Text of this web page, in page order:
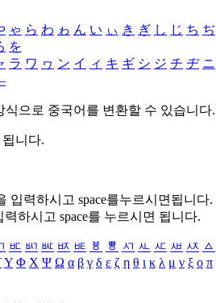
ゃ ら わ ゎ ん い ぃ き ぎ し じ ち ぢ
を
ラ ワ ヮ ン イ ィ キ ギ シ ジ チ ヂ ニ
식으로 중국어를 변환할 수 있습니다.
니다.
입력하시고 space를누르시면됩니다.
력하시고 space를 누르시면 됩니다.
ㅳ ㅴ ㅵ ㅶ ㅷ ㅸ ㅹ ㅺ ㅻ ㅼ ㅽ ㅾ ㅿ
Υ Φ Χ Ψ Ω α β γ δ ε ζ η θ ι κ λ μ ν ξ ο π